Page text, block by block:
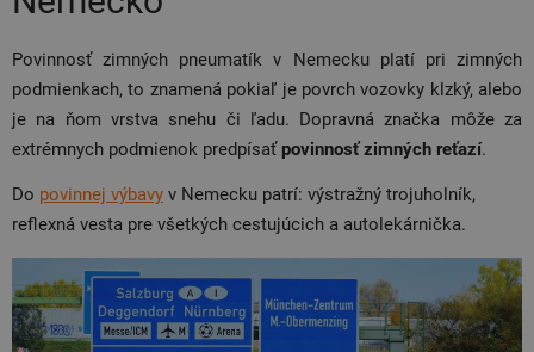
Povinnosť zimných pneumatík v Nemecku platí pri zimných
podmienkach, to znamená pokiaľ je povrch vozovky klzký, alebo
je na ňom vrstva snehu či ľadu. Dopravná značka môže za
extrémnych podmienok predpísať povinnosť zimných reťazí.
Do povinnej výbavy v Nemecku patrí: výstražný trojuholník,
reflexná vesta pre všetkých cestujúcich a autolekárnička.